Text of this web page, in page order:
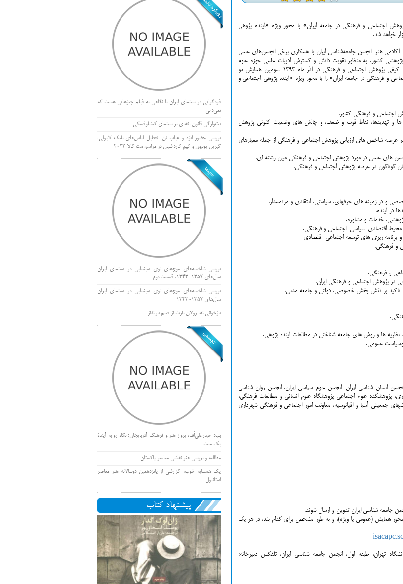
اجتماعی و فرهنگی در جامعه ایران» با محور ویژه «آینده پژوهی
خواهد شد.
هنر، انجمن جامعه‌شناسی ایران با همکاری برخی انجمن‌های علمی
کشور، به منظور تقویت دانش و گسترش ادبیات علمی حوزه علوم
اجتماعی و ارتقاء کمی و کیفی پژوهش اجتماعی و فرهنگی در آذر ماه 1393، سومین همایش دو
و فرهنگی در جامعه ایران» را با محور ویژه «آینده پژوهی اجتماعی و
اجتماعی و فرهنگی کشور.
و تهدیدها، نقاط قوت و ضعف، و چالش های وضعیت کنونی پژوهش
عرصه شاخص های ارزیابی پژوهش اجتماعی و فرهنگی از جمله معیارهای
های علمی در مورد پژوهش اجتماعی و فرهنگی میان رشته ­ای.
گوناگون در عرصه پژوهش اجتماعی و فرهنگی.
انسان شناسی ایران، انجمن علوم سیاسی ایران، انجمن روان شناسی
پژوهشکده علوم اجتماعی پژوهشگاه علوم انسانی و مطالعات فرهنگی،
جمعیتی آسیا و اقیانوسیه، معاونت امور اجتماعی و فرهنگی شهرداری
جامعه شناسی ایران تدوین و ارسال شوند.
همایش (عمومی یا ویژه)، و به طور مشخص برای کدام بند، در هر یک
تهران، طبقه اول، انجمن جامعه شناسی ایران، تلفکس دبیرخانه:
فردگرایی در سینمای ایران با نگاهی به فیلم چیزهایی هست که
نمی‌دانی
بت‌وارگی قانون، نقدی بر سینمای کیشلوفسکی
بررسی حضور ابژه و غیاب تن، تحلیل لباس‌های بلیک لایولی،
گبریل یونیون و کیم کارداشیان در مراسم مت گالا ۲۰۲۲
بررسی شاخصه‌های موج‌های نوی سینمایی در سینمای ایران
سال‌های 1357-1343، قسمت دوم
بررسی شاخصه‌های موج‌های نوی سینمایی در سینمای ایران
سال‌های 1357-1343
بازخوانی نقد رولان بارت از فیلم بارانداز
بنیاد حیدرعلی‌اُف، پرواز هنر و فرهنگ آذربایجان؛ نگاه رو به آیندۀ
یک ملت
مطالعه و بررسی هنر نقاشی معاصر پاکستان
یک همسایه خوب، گزارشی از پانزدهمین دوسالانه هنر معاصر
استانبول
پیشنهاد کتاب